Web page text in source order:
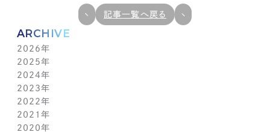
ARCHIVE
2026年
7月(1)
6月(1)
5月(1)
4月(1)
3月(1)
2月(1)
2025年
12月(1)
11月(1)
10月(1)
9月(1)
8月(1)
2024年
11月(1)
10月(1)
9月(1)
8月(1)
2023年
11月(1)
10月(1)
9月(1)
2022年
11月(1)
10月(1)
2021年
11月(1)
2020年
記事一覧へ戻る